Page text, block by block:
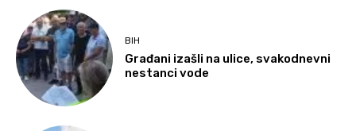
BIH
Građani izašli na ulice, svakodnevni
nestanci vode